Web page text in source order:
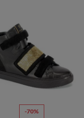
-70%